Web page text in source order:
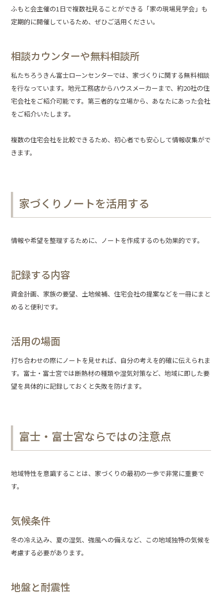
ふもと会主催の1日で複数社見ることができる「家の現場見学会」も
定期的に開催しているため、ぜひご活用ください。
相談カウンターや無料相談所
私たちろうきん富士ローンセンターでは、家づくりに関する無料相談
を行なっています。地元工務店からハウスメーカーまで、約20社の住
宅会社をご紹介可能です。第三者的な立場から、あなたにあった会社
をご紹介いたします。
複数の住宅会社を比較できるため、初心者でも安心して情報収集がで
きます。
家づくりノートを活用する
情報や希望を整理するために、ノートを作成するのも効果的です。
記録する内容
資金計画、家族の要望、土地候補、住宅会社の提案などを一冊にまと
めると便利です。
活用の場面
打ち合わせの際にノートを見せれば、自分の考えを的確に伝えられま
す。富士・富士宮では断熱材の種類や湿気対策など、地域に即した要
望を具体的に記録しておくと失敗を防げます。
富士・富士宮ならではの注意点
地域特性を意識することは、家づくりの最初の一歩で非常に重要で
す。
気候条件
冬の冷え込み、夏の湿気、強風への備えなど、この地域独特の気候を
考慮する必要があります。
地盤と耐震性